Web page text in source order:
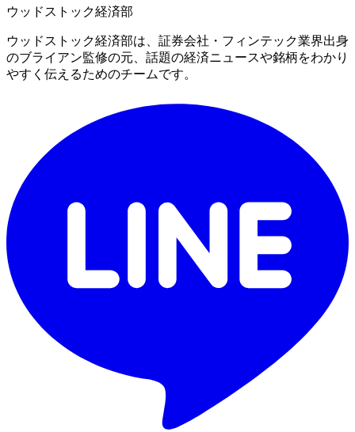
ウッドストック経済部
ウッドストック経済部は、証券会社・フィンテック業界出身
のブライアン監修の元、話題の経済ニュースや銘柄をわかり
やすく伝えるためのチームです。